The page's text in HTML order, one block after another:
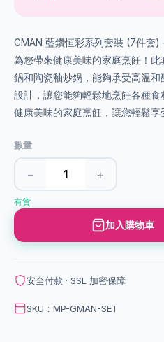
GMAN 藍鑽恒彩系列套裝 (7件套)
為您帶來健康美味的家庭烹飪！
鍋和陶瓷釉炒鍋，能夠承受高溫
設計，讓您能夠輕鬆地烹飪各種
健康美味的家庭烹飪，讓您輕鬆享
數量
− +
有貨
加入購物車
安全付款 · SSL 加密保障
SKU：MP-GMAN-SET